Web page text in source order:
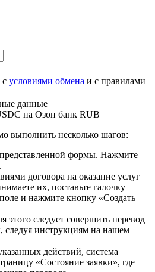
с условиями обмена и с правилами
данные
на Озон банк RUB
выполнить несколько шагов:
формы. Нажмите
договора на оказание услуг
их, поставьте галочку
и нажмите кнопку «Создать
этого следует совершить перевод
следуя инструкциям на нашем
действий, система
«Состояние заявки», где